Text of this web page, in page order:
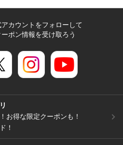
カウントをフォローして
ポン情報を受け取ろう
お得な限定クーポンも！
！